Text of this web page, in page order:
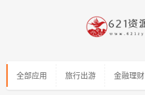
全部应用 旅行出游 金融理财